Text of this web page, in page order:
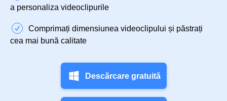
a personaliza videoclipurile
Comprimați dimensiunea videoclipului și păstrați
cea mai bună calitate
Descărcare gratuită